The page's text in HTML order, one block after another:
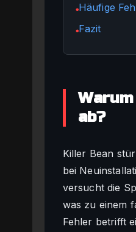
●Häufige
●Fazit
ab?
Killer Bean
bei
versucht die
was zu einem
Fehler betrifft